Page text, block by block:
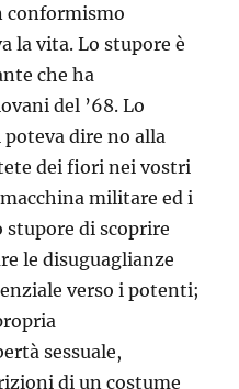
conformismo
la vita. Lo stupore è
che ha
del ’68. Lo
dire no alla
dei fiori nei vostri
militare ed i
di scoprire
le disuguaglianze
verso i potenti;
sessuale,
di un costume